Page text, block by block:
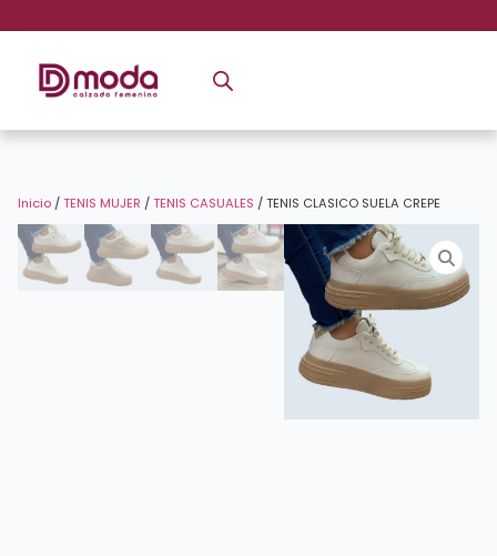
Inicio /TENIS MUJER /TENIS CASUALES / TENIS CLASICO SUELA CREPE